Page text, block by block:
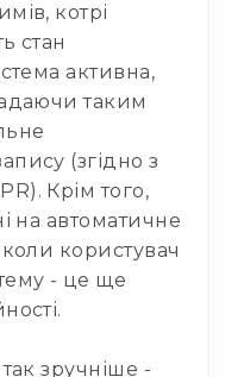
котрі
стан
активна,
таким
(згідно з
Крім того,
на автоматичне
користувач
- це ще
зручніше -